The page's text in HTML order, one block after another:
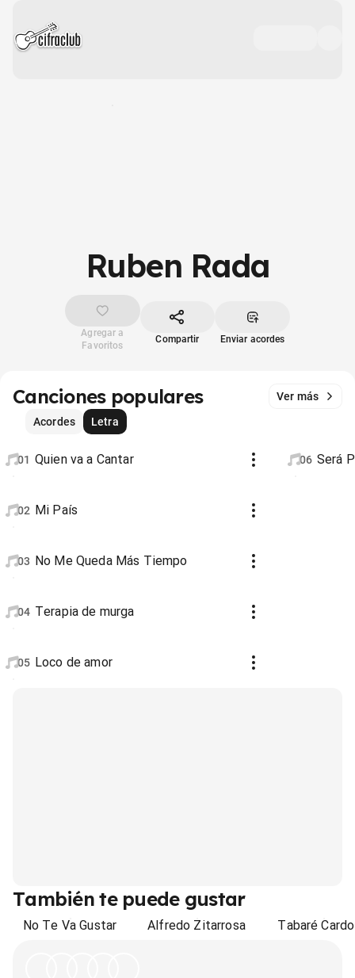
Ruben Rada
Agregar a
Favoritos
Compartir Enviar acordes
Canciones populares
Ver más
Acordes
Letra
01 Quien va a Cantar
02 Mi País
03 No Me Queda Más Tiempo
04 Terapia de murga
05 Loco de amor
06 Será
También te puede gustar
No Te Va Gustar Alfredo Zitarrosa Tabaré